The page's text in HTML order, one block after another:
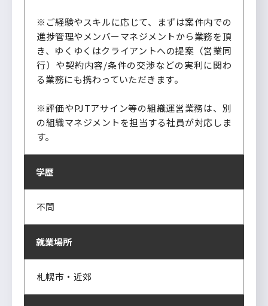
※ご経験やスキルに応じて、まずは案件内での
進捗管理やメンバーマネジメントから業務を頂
き、ゆくゆくはクライアントへの提案（営業同
行）や契約内容/条件の交渉などの実利に関わ
る業務にも携わっていただきます。
※評価やPJTアサイン等の組織運営業務は、別
の組織マネジメントを担当する社員が対応しま
す。
学歴
不問
就業場所
札幌市・近郊